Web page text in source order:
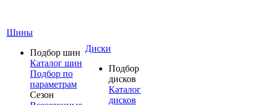
Шины
Подбор шин
Каталог шин
Подбор по
параметрам
Сезон
Диски
Подбор
дисков
Каталог
дисков